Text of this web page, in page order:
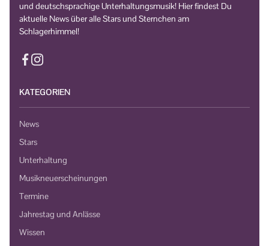
und deutschsprachige Unterhaltungsmusik! Hier findest Du
aktuelle News über alle Stars und Sternchen am
Schlagerhimmel!
KATEGORIEN
News
Stars
Unterhaltung
Musikneuerscheinungen
Termine
Jahrestag und Anlässe
Wissen